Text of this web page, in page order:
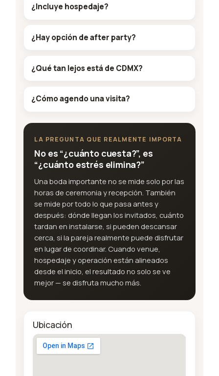
¿Incluye hospedaje?
¿Hay opción de after party?
¿Qué tan lejos está de CDMX?
¿Cómo agendo una visita?
LA PREGUNTA QUE REALMENTE IMPORTA
No es “¿cuánto cuesta?”, es
“¿cuánto estrés elimina?”
Una boda importante no se mide solo por las
horas de ceremonia y recepción. También
se mide por todo lo que pasa antes y
después: dónde llegan los invitados, cuánto
tardan en instalarse, si pueden descansar
cerca, si la pareja realmente puede disfrutar
en lugar de coordinar. Cuando venue,
hospedaje y operación están alineados
desde el inicio, el resultado no solo se ve
mejor — se disfruta mucho más.
Ubicación